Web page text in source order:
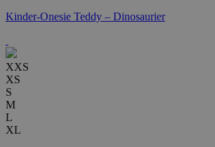
Kinder-Onesie Teddy – Dinosaurier
XXS
XS
S
M
L
XL